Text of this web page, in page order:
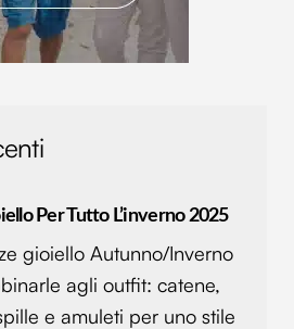
Per Tutto L’inverno 2025
gioiello Autunno/Inverno
agli outfit: catene,
e amuleti per uno stile